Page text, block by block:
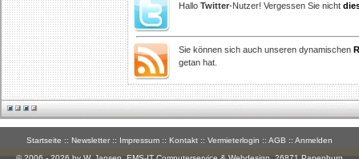
Hallo Twitter-Nutzer! Vergessen Sie nicht
Sie können sich auch unseren dynamischen
getan hat.
Startseite :: Newsletter :: Impressum :: Kontakt :: Vermieterlogin :: AGB :: Anmelden